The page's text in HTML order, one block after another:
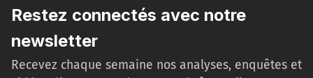
Restez connectés avec notre
newsletter
Recevez chaque semaine nos analyses, enquêtes et